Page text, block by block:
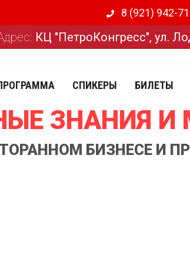
8 (921) 942-
КЦ "ПетроКонгресс", ул.
СПИКЕРЫ БИЛЕТЫ
ЗНАНИЯ
БИЗНЕСЕ И